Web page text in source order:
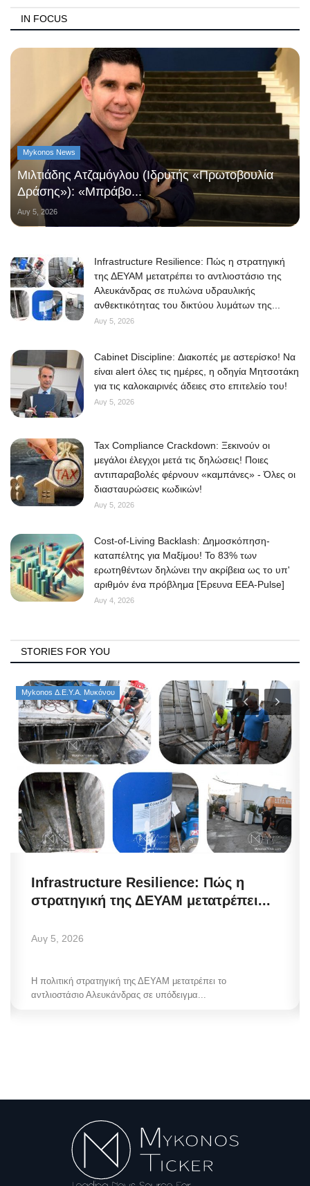
IN FOCUS
Mykonos News
Μιλτιάδης Ατζαμόγλου (Ιδρυτής «Πρωτοβουλία
Δράσης»): «Μπράβο...
Αυγ 5, 2026
Infrastructure Resilience: Πώς η στρατηγική
της ΔΕΥΑΜ μετατρέπει το αντλιοστάσιο της
Αλευκάνδρας σε πυλώνα υδραυλικής
ανθεκτικότητας του δικτύου λυμάτων της...
Αυγ 5, 2026
Cabinet Discipline: Διακοπές με αστερίσκο! Να
είναι alert όλες τις ημέρες, η οδηγία Μητσοτάκη
για τις καλοκαιρινές άδειες στο επιτελείο του!
Αυγ 5, 2026
Tax Compliance Crackdown: Ξεκινούν οι
μεγάλοι έλεγχοι μετά τις δηλώσεις! Ποιες
αντιπαραβολές φέρνουν «καμπάνες» - Όλες οι
διασταυρώσεις κωδικών!
Αυγ 5, 2026
Cost-of-Living Backlash: Δημοσκόπηση-
καταπέλτης για Μαξίμου! Το 83% των
ερωτηθέντων δηλώνει την ακρίβεια ως το υπ'
αριθμόν ένα πρόβλημα [Έρευνα ΕΕΑ-Pulse]
Αυγ 4, 2026
STORIES FOR YOU
Mykonos Δ.Ε.Υ.Α. Μυκόνου
Infrastructure Resilience: Πώς η
στρατηγική της ΔΕΥΑΜ μετατρέπει...
Αυγ 5, 2026
Η πολιτική στρατηγική της ΔΕΥΑΜ μετατρέπει το
αντλιοστάσιο Αλευκάνδρας σε υπόδειγμα...